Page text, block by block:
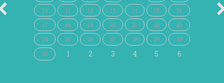
10
11 12 13 14 15
16
17
18 19 20 21 22
23
24
25 26 27 28 29
30
31
1 2 3 4 5 6